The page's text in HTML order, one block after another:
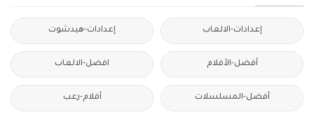
إعدادات-الالعاب إعدادات-هيدشوت
أفضل-الأفلام افضل-الالعاب
أفضل-المسلسلات أفلام-رعب